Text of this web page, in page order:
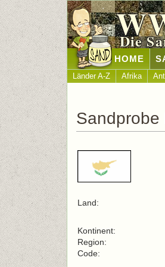
Die
HOME
Länder A-Z Afrika
Sandprobe
Land:
Kontinent:
Region:
Code: